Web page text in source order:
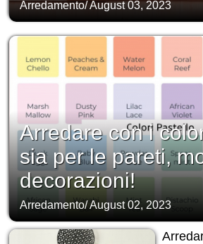
Arredamento/August 03, 2023
Arredare con i
sia per le pareti,
decorazioni!
Arredamento/August 02, 2023